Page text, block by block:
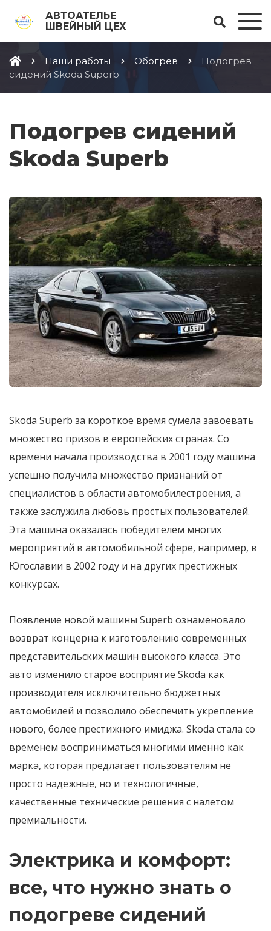
АВТОАТЕЛЬЕ
ШВЕЙНЫЙ ЦЕХ
Наши работы Обогрев
Подогрев
сидений Skoda Superb
Подогрев сидений
Skoda Superb
Skoda Superb за короткое время сумела завоевать
множество призов в европейских странах. Со
времени начала производства в 2001 году машина
успешно получила множество признаний от
специалистов в области автомобилестроения, а
также заслужила любовь простых пользователей.
Эта машина оказалась победителем многих
мероприятий в автомобильной сфере, например, в
Югославии в 2002 году и на других престижных
конкурсах.
Появление новой машины Superb ознаменовало
возврат концерна к изготовлению современных
представительских машин высокого класса. Это
авто изменило старое восприятие Skoda как
производителя исключительно бюджетных
автомобилей и позволило обеспечить укрепление
нового, более престижного имиджа. Skoda стала со
временем восприниматься многими именно как
марка, которая предлагает пользователям не
просто надежные, но и технологичные,
качественные технические решения с налетом
премиальности.
Электрика и комфорт:
все, что нужно знать о
подогреве сидений